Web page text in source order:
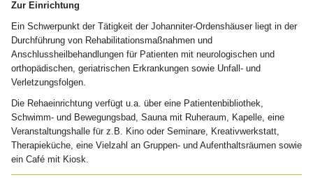
Zur Einrichtung
Ein Schwerpunkt der Tätigkeit der Johanniter-Ordenshäuser liegt in der
Durchführung von Rehabilitationsmaßnahmen und
Anschlussheilbehandlungen für Patienten mit neurologischen und
orthopädischen, geriatrischen Erkrankungen sowie Unfall- und
Verletzungsfolgen.
Die Rehaeinrichtung verfügt u.a. über eine Patientenbibliothek,
Schwimm- und Bewegungsbad, Sauna mit Ruheraum, Kapelle, eine
Veranstaltungshalle für z.B. Kino oder Seminare, Kreativwerkstatt,
Therapieküche, eine Vielzahl an Gruppen- und Aufenthaltsräumen sowie
ein Café mit Kiosk.